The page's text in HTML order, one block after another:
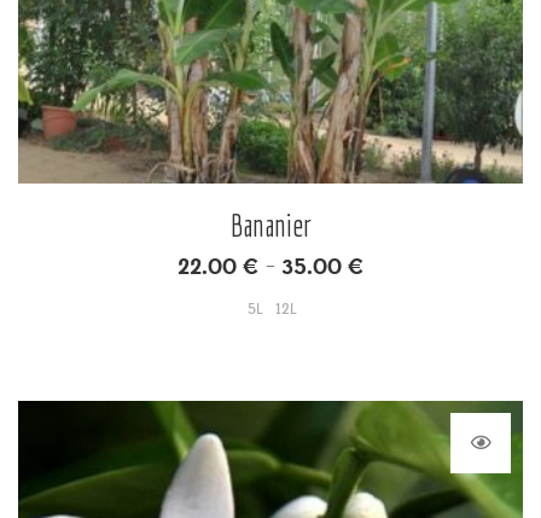
Bananier
22.00 € – 35.00 €
5L 12L